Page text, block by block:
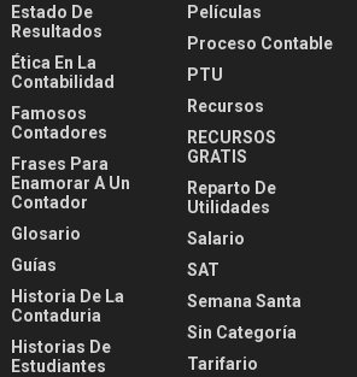
Estado De
Resultados
Ética En La
Contabilidad
Famosos
Contadores
Frases Para
Enamorar A Un
Contador
Glosario
Guías
Historia De La
Contaduria
Historias De
Estudiantes
Películas
Proceso Contable
PTU
Recursos
RECURSOS
GRATIS
Reparto De
Utilidades
Salario
SAT
Semana Santa
Sin Categoría
Tarifario